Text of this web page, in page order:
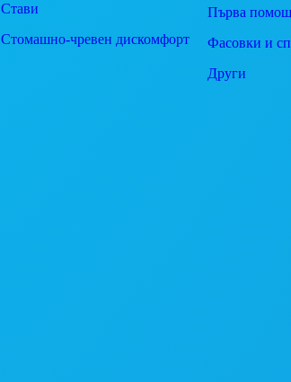
Стави
Стомашно-чревен дискомфорт
Първа помощ
Фасовки и
Други